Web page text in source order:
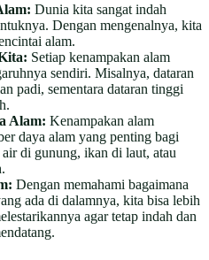
Dunia kita sangat indah
Dengan mengenalnya, kita
alam.
Setiap kenampakan alam
sendiri. Misalnya, dataran
padi, sementara dataran tinggi
Alam: Kenampakan alam
daya alam yang penting bagi
di gunung, ikan di laut, atau
Dengan memahami bagaimana
ada di dalamnya, kita bisa lebih
agar tetap indah dan